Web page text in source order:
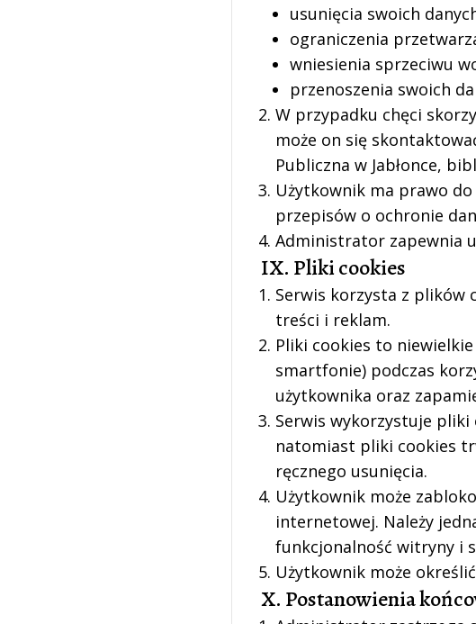
usunięcia swoich
ograniczenia
wniesienia sprzeciwu
przenoszenia swoich
W przypadku chęci
może on się
Publiczna w Jabłonce,
Użytkownik ma prawo
przepisów o ochronie
Administrator zapewnia
IX. Pliki cookies
Serwis korzysta z plików
treści i reklam.
Pliki cookies to
smartfonie) podczas
użytkownika oraz
Serwis wykorzystuje pliki
natomiast pliki cookies
ręcznego usunięcia.
Użytkownik może
internetowej. Należy
funkcjonalność witryny i
Użytkownik może
X. Postanowienia